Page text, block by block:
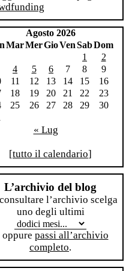
Agosto 2026
MarMerGioVenSabDom
1
2
4 5 6 7 8
9
11 12 13 14 15
16
18 19 20 21 22
23
25 26 27 28 29
30
« Lug
[tutto il calendario]
L’archivio del blog
l’archivio scelga
uno degli ultimi
oppure passi all’archivio
completo.